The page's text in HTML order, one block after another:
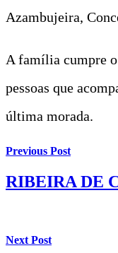
Azambujeira,
A família cumpre o
pessoas que
última morada.
Previous Post
RIBEIRA DE
Next Post